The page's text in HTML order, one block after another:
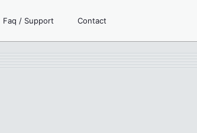
Faq / Support Contact